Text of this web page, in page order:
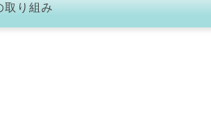
取り組み